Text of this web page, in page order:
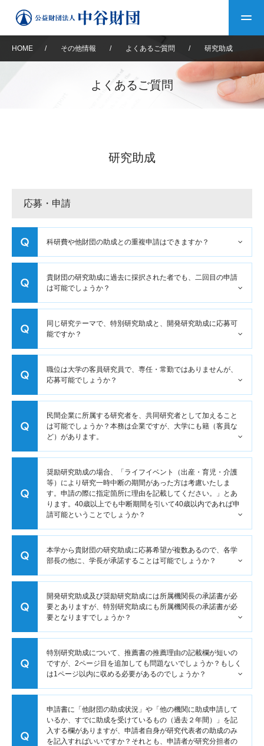
トップ
沿革
40年史別冊
役員・評議員 公開情報
神戸賞
研究助成 交流助成
大学院生奨学金
国際学生交流プログラ
科学教育振興助成・
次世代理系人材育成プ
ログラム助成
その他情報
個人情報保護に関する
基本方針
アクセス
サイトマップ 中谷財団アーカイブ
お問い合わせ
日本語 English マイページ
HOME / その他情報 / よくあるご質問 / 研究助成
よくあるご質問
研究助成
応募・申請
科研費や他財団の助成との重複申請はできますか？
貴財団の研究助成に過去に採択された者でも、二回目の申請
は可能でしょうか？
同じ研究テーマで、特別研究助成と、開発研究助成に応募可
能ですか？
職位は大学の客員研究員で、専任・常勤ではありませんが、
応募可能でしょうか？
民間企業に所属する研究者を、共同研究者として加えること
は可能でしょうか？本務は企業ですが、大学にも籍（客員な
ど）があります。
奨励研究助成の場合、「ライフイベント（出産・育児・介護
等）により研究一時中断の期間があった方は考慮いたしま
す。申請の際に指定箇所に理由を記載してください。」とあ
ります。40歳以上でも中断期間を引いて40歳以内であれば申
請可能ということでしょうか？
本学から貴財団の研究助成に応募希望が複数あるので、各学
部長の他に、学長が承諾することは可能でしょうか？
開発研究助成及び奨励研究助成には所属機関長の承諾書が必
要とありますが、特別研究助成にも所属機関長の承諾書が必
要となりますでしょうか？
特別研究助成について、推薦書の推薦理由の記載欄が短いの
ですが、2ページ目を追加しても問題ないでしょうか？もしく
は1ページ以内に収める必要があるのでしょうか？
申請書に「他財団の助成状況」や「他の機関に助成申請して
いるか、すでに助成を受けているもの（過去２年間）」を記
入する欄がありますが、申請者自身が研究代表者の助成のみ
を記入すればいいですか？それとも、申請者が研究分担者の